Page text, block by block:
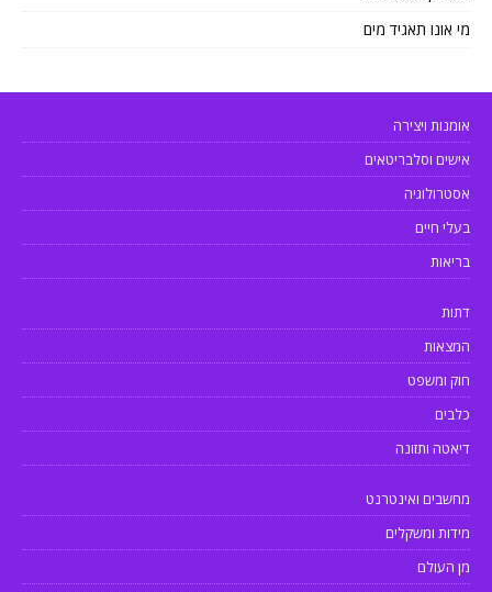
מי אונו תאגיד מים
אומנות ויצירה
אישים וסלבריטאים
אסטרולוגיה
בעלי חיים
בריאות
דתות
המצאות
חוק ומשפט
כלבים
דיאטה ותזונה
מחשבים ואינטרנט
מידות ומשקלים
מן העולם